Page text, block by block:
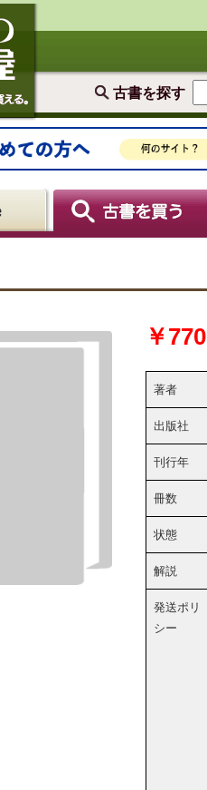
古書を探す
￥770
著者
出版社
刊行年
冊数
状態
解説
発送ポリ
シー